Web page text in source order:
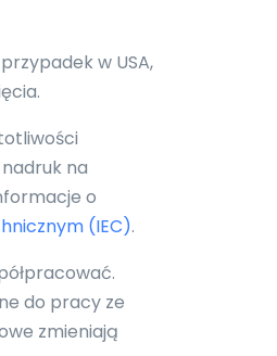
w USA,
na
o
(IEC).
do pracy ze
zmieniają